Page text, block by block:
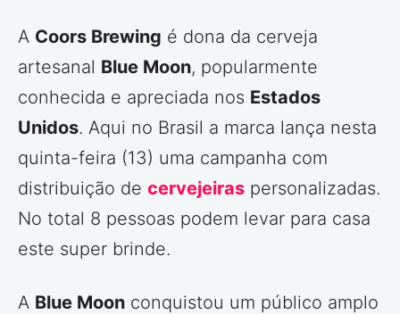
A Coors Brewing é dona da cerveja
artesanal Blue Moon, popularmente
conhecida e apreciada nos Estados
Unidos. Aqui no Brasil a marca lança nesta
quinta-feira (13) uma campanha com
distribuição de cervejeiras personalizadas.
No total 8 pessoas podem levar para casa
este super brinde.
A Blue Moon conquistou um público amplo